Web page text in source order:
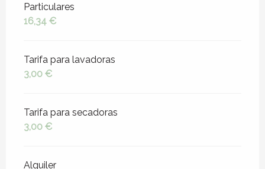
Particulares
16,34 €
Tarifa para lavadoras
3,00 €
Tarifa para secadoras
3,00 €
Alquiler